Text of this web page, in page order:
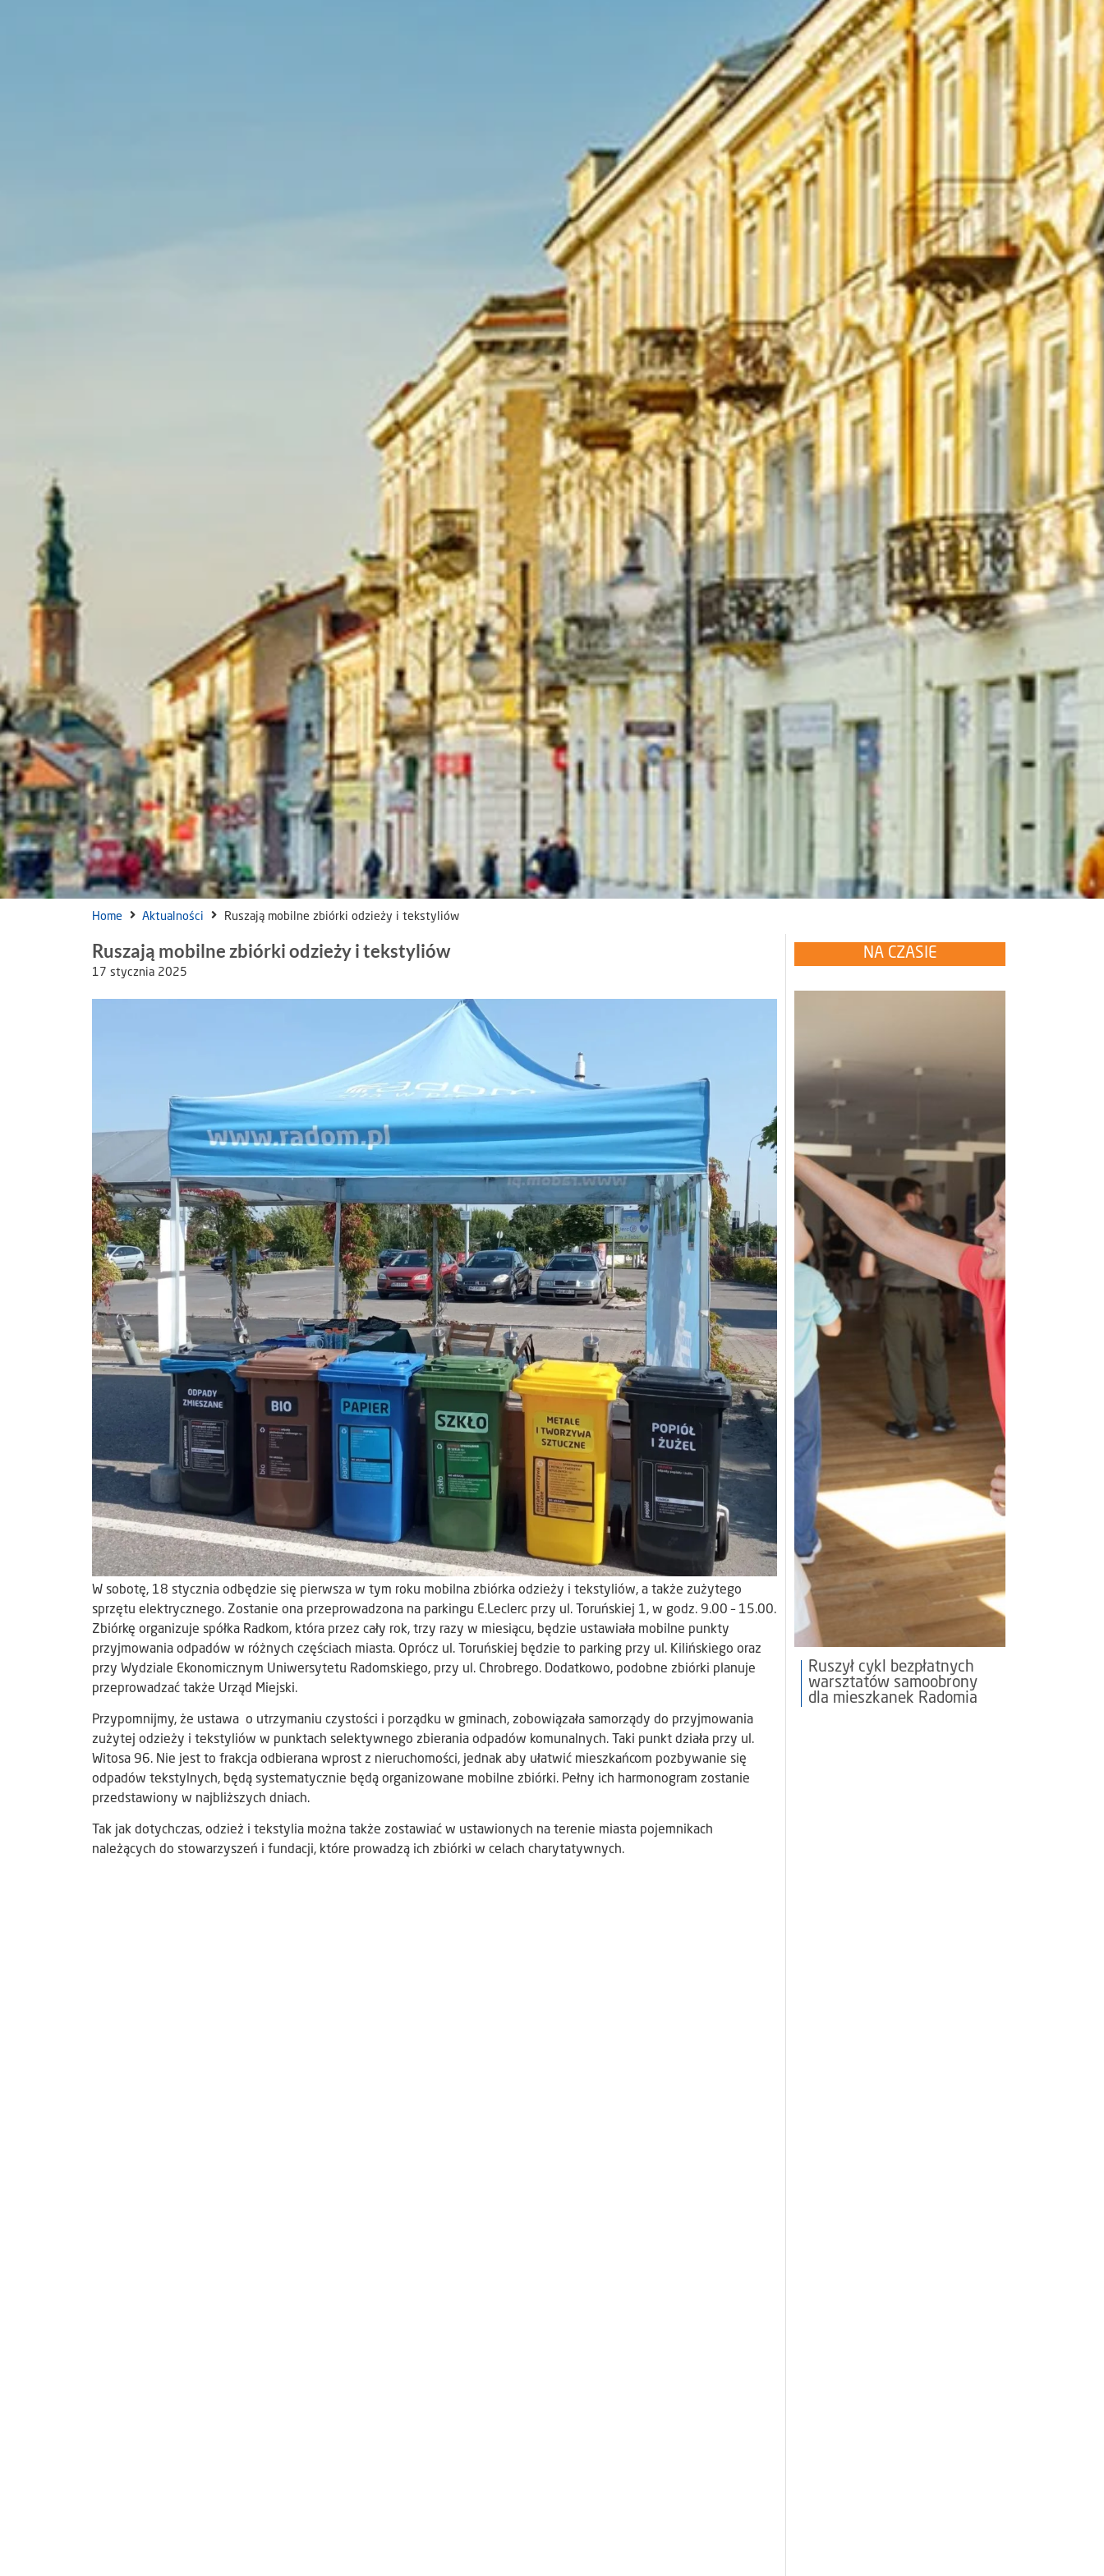
Home Aktualności Ruszają mobilne zbiórki odzieży i tekstyliów
Ruszają mobilne zbiórki odzieży i tekstyliów
17 stycznia 2025
W sobotę, 18 stycznia odbędzie się pierwsza w tym roku mobilna zbiórka odzieży i tekstyliów, a także zużytego
sprzętu elektrycznego. Zostanie ona przeprowadzona na parkingu E.Leclerc przy ul. Toruńskiej 1, w godz. 9.00 – 15.00.
Zbiórkę organizuje spółka Radkom, która przez cały rok, trzy razy w miesiącu, będzie ustawiała mobilne punkty
przyjmowania odpadów w różnych częściach miasta. Oprócz ul. Toruńskiej będzie to parking przy ul. Kilińskiego oraz
przy Wydziale Ekonomicznym Uniwersytetu Radomskiego, przy ul. Chrobrego. Dodatkowo, podobne zbiórki planuje
przeprowadzać także Urząd Miejski.
Przypomnijmy, że ustawa o utrzymaniu czystości i porządku w gminach, zobowiązała samorządy do przyjmowania
zużytej odzieży i tekstyliów w punktach selektywnego zbierania odpadów komunalnych. Taki punkt działa przy ul.
Witosa 96. Nie jest to frakcja odbierana wprost z nieruchomości, jednak aby ułatwić mieszkańcom pozbywanie się
odpadów tekstylnych, będą systematycznie będą organizowane mobilne zbiórki. Pełny ich harmonogram zostanie
przedstawiony w najbliższych dniach.
Tak jak dotychczas, odzież i tekstylia można także zostawiać w ustawionych na terenie miasta pojemnikach
należących do stowarzyszeń i fundacji, które prowadzą ich zbiórki w celach charytatywnych.
NA CZASIE
Ruszył cykl bezpłatnych
warsztatów samoobrony
dla mieszkanek Radomia